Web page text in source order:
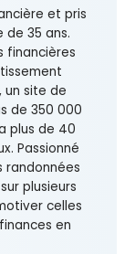
et pris
de 35 ans.
financières
un site de
de 350 000
plus de 40
Passionné
randonnées
plusieurs
celles
en